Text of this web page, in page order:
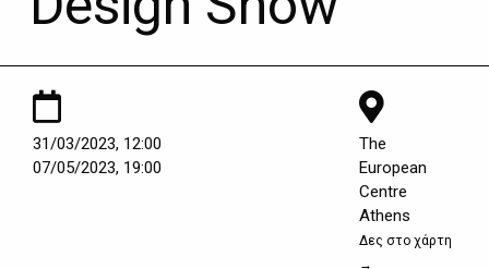
31/03/2023, 12:00
07/05/2023, 19:00
The
European
Centre
Athens
Δες στο χάρτη
→